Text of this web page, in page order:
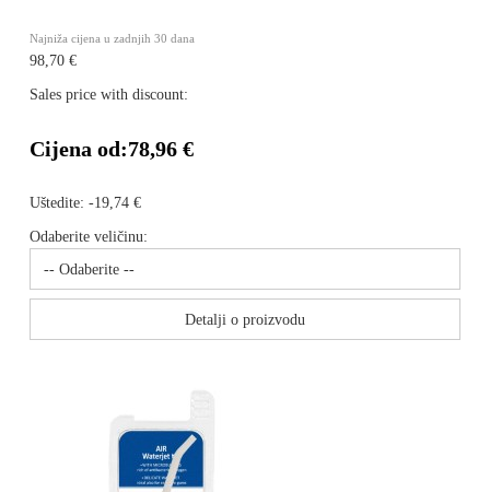
Najniža cijena u zadnjih 30 dana
98,70 €
Sales price with discount:
Cijena od:78,96 €
Uštedite: -19,74 €
Odaberite veličinu:
Detalji o proizvodu